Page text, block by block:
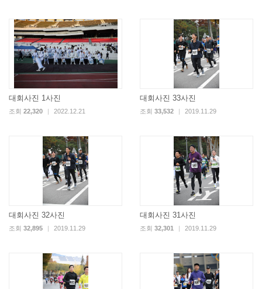
대회사진 1사진
조회 22,320 | 2022.12.21
대회사진 33사진
조회 33,532 | 2019.11.29
대회사진 32사진
조회 32,895 | 2019.11.29
대회사진 31사진
조회 32,301 | 2019.11.29